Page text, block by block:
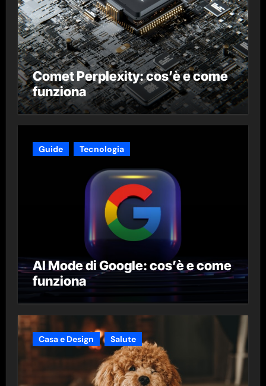
Comet Perplexity: cos’è e come
funziona
Guide Tecnologia
AI Mode di Google: cos’è e come
funziona
Casa e Design Salute